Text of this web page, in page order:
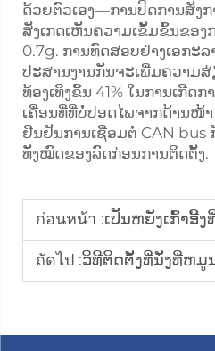
ດ້ວຍຕົວເອງ—ການປິດການສັ່ງກ
ສັງເກດເຫັນຄວາມເຂັ້ມຂົ້ນຂອ
0.7g. ການທົດສອບຢ່າງເອກະ
ປະສານງານກັນຈະເພີ່ມຄວາມສ່
ທ້ອງເທິງຂຶ້ນ 41% ໃນການເກີດ
ເຄື່ອນທີ່ທີ່ບໍ່ປອດໄພຈາກດ້ານໜ້າ
ຢືນຢັນການເຊື່ອມຕໍ່ CAN bus
ທັງໝົດຂອງລົດກ່ອນການຕິດຕັ້ງ.
ก่อนหน้า :ເປັນຫຍັງເກົ້າອີ້ງທີ່ຫັນໄດ້ຈຶ່
ถัดไป :ວິທີຕິດຕັ້ງທີ່ນັ່ງທີ່ຫມູນໄດ້